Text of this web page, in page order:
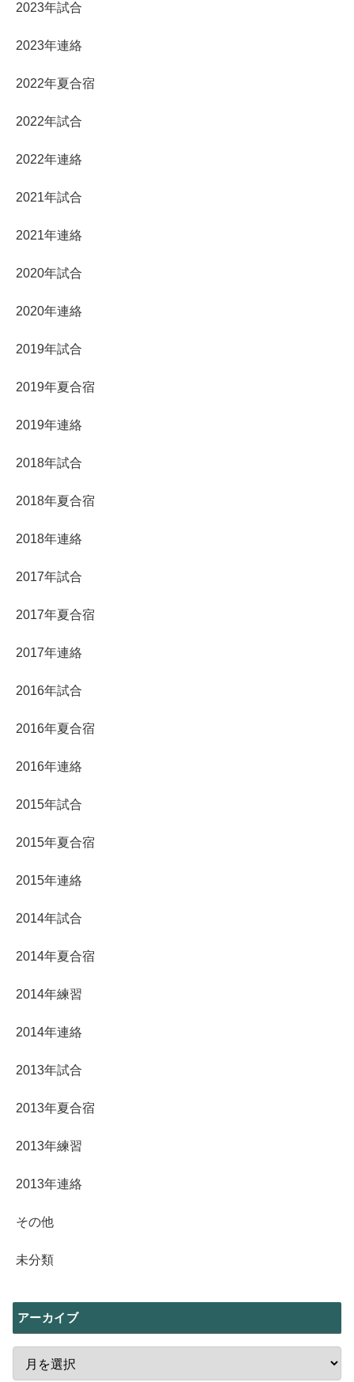
2023年試合
2023年連絡
2022年夏合宿
2022年試合
2022年連絡
2021年試合
2021年連絡
2020年試合
2020年連絡
2019年試合
2019年夏合宿
2019年連絡
2018年試合
2018年夏合宿
2018年連絡
2017年試合
2017年夏合宿
2017年連絡
2016年試合
2016年夏合宿
2016年連絡
2015年試合
2015年夏合宿
2015年連絡
2014年試合
2014年夏合宿
2014年練習
2014年連絡
2013年試合
2013年夏合宿
2013年練習
2013年連絡
その他
未分類
アーカイブ